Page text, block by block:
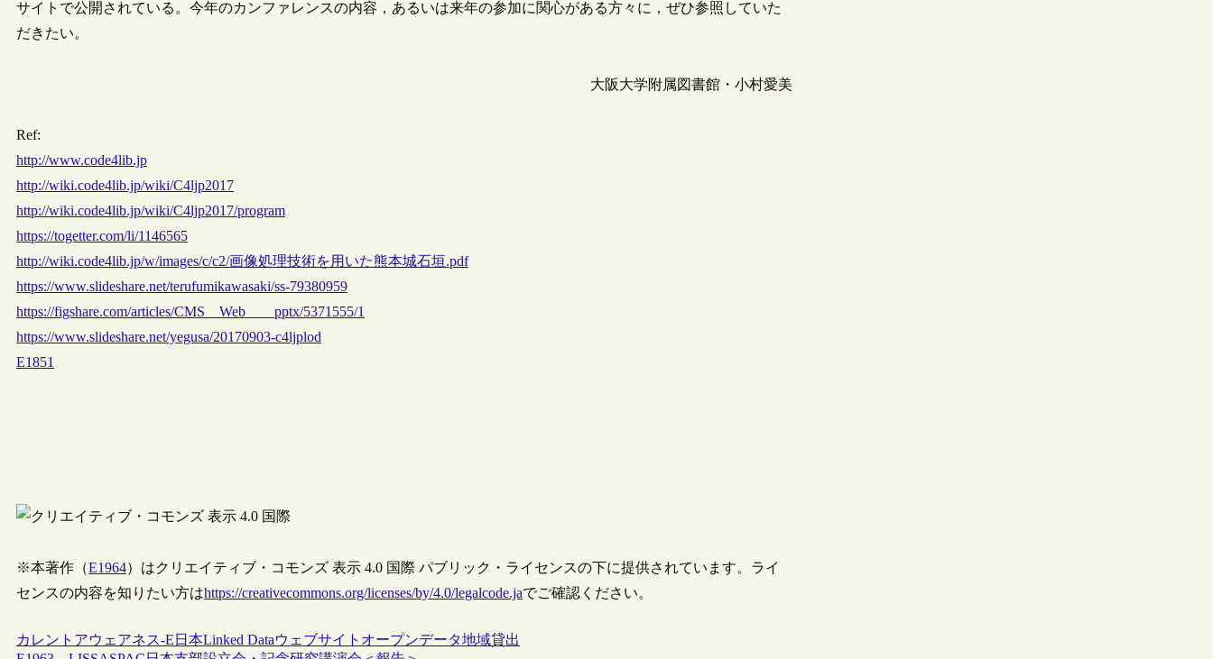
サイトで公開されている。今年のカンファレンスの内容，あるいは来年の参加に関心がある方々に，ぜひ参照していた
だきたい。
大阪大学附属図書館・小村愛美
Ref:
http://www.code4lib.jp
http://wiki.code4lib.jp/wiki/C4ljp2017
http://wiki.code4lib.jp/wiki/C4ljp2017/program
https://togetter.com/li/1146565
http://wiki.code4lib.jp/w/images/c/c2/画像処理技術を用いた熊本城石垣.pdf
https://www.slideshare.net/terufumikawasaki/ss-79380959
https://figshare.com/articles/CMS__Web____pptx/5371555/1
https://www.slideshare.net/yegusa/20170903-c4ljplod
E1851
※本著作（E1964）はクリエイティブ・コモンズ 表示 4.0 国際 パブリック・ライセンスの下に提供されています。ライ
センスの内容を知りたい方はhttps://creativecommons.org/licenses/by/4.0/legalcode.jaでご確認ください。
カレントアウェアネス-E 日本Linked Dataウェブサイト オープンデータ地域貸出